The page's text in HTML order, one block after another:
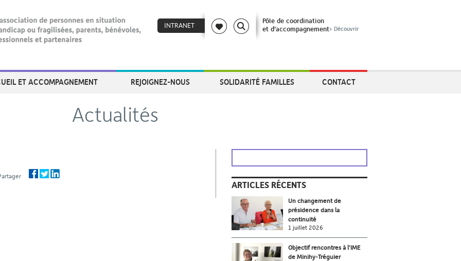
INTRANET
Pôle de coordination
et d’accompagnement> Découvrir
ET ACCOMPAGNEMENT REJOIGNEZ-NOUS SOLIDARITÉ FAMILLES CONTACT
Actualités
ARTICLES RÉCENTS
Un changement de
présidence dans la
continuité
1 juillet 2026
Objectif rencontres à l’IME
de Minihy-Tréguier